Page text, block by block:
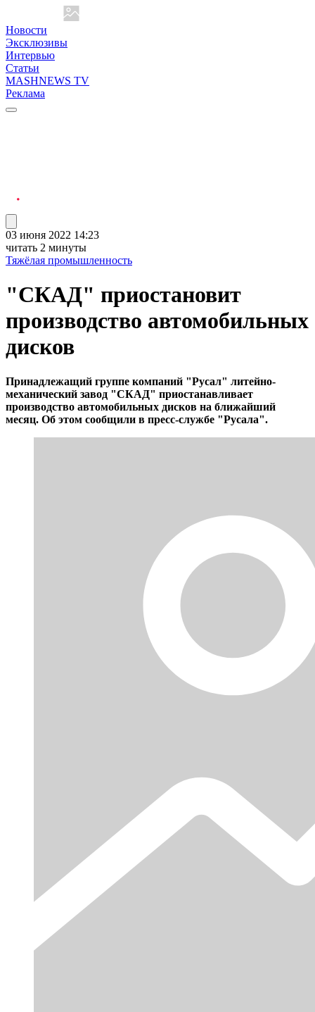
Новости
Эксклюзивы
Интервью
Статьи
MASHNEWS TV
Реклама
03 июня 2022 14:23
читать 2 минуты
Тяжёлая промышленность
"СКАД" приостановит
производство автомобильных
дисков
Принадлежащий группе компаний "Русал" литейно-
механический завод "СКАД" приостанавливает
производство автомобильных дисков на ближайший
месяц. Об этом сообщили в пресс-службе "Русала".